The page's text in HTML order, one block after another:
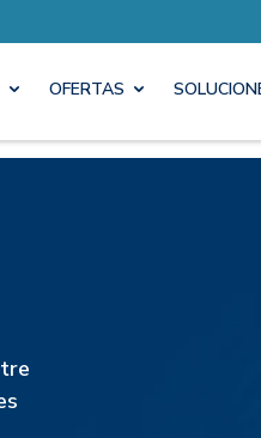
OFERTAS